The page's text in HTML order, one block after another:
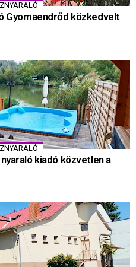
Gyomaendrőd közkedvelt
kiadó közvetlen a